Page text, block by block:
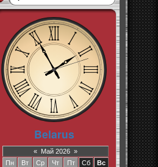
« Май 2026 »
Пн
Вт Ср Чт Пт Сб
Вс